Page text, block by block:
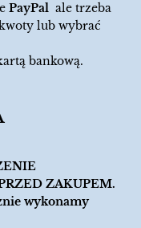
PayPal ale trzeba
lub wybrać
bankową.
ZAKUPEM.
wykonamy